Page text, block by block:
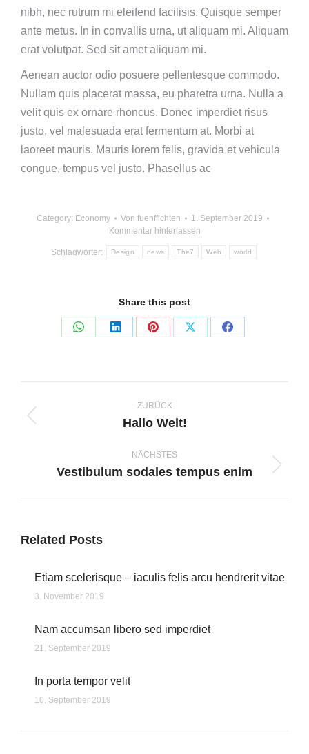
nibh, nec rutrum mi eleifend facilisis. Quisque semper
ante metus. In in convallis urna, ut aliquam mi. Aliquam
erat volutpat. Sed sit amet aliquam mi.
Aenean auctor odio posuere pellentesque commodo.
Nullam quis placerat massa, eu pharetra urna. Nulla a
velit quis ex ornare rhoncus. Donec imperdiet risus
justo, vel malesuada erat fermentum at. Morbi at
laoreet mauris. Mauris lorem felis, gravida et vehicula
congue, tempus vel justo. Phasellus ac
Category: Economy Von fuenffichten
1. September 2019
Kommentar hinterlassen
Schlagwörter: Design news The7 Web world
Share this post
Teilen
Teilen
Teilen
Teilen
Teilen
ZURÜCK
Vorheriger
Hallo Welt!
NÄCHSTES
Nächster
Vestibulum sodales tempus enim
Related Posts
Etiam scelerisque – iaculis felis arcu hendrerit vitae
3. November 2019
Nam accumsan libero sed imperdiet
21. September 2019
In porta tempor velit
10. September 2019